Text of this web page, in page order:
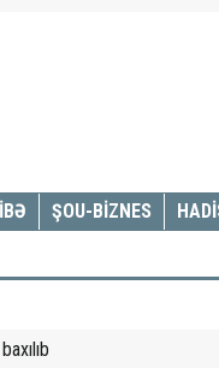
ŞOU-BİZNES